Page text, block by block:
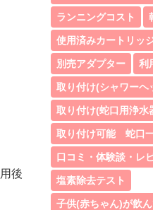
後
ランニングコスト
使用済みカートリッ
別売アダプター 利
取り付け(シャワーヘ
取り付け(蛇口用浄水
取り付け可能 蛇口
口コミ・体験談・レ
塩素除去テスト
子供(赤ちゃん)が飲